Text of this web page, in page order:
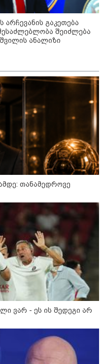
მშვიდი ენერგიით. კარგი
ბოლომდე მოსაყვანად,
და სამუშაო
მოქმედება და
უდანაკარგოდ
გაკეთება
შეიძლება
ანალიზი
თანამედროვე
ვარ - ეს ის შედეგი არ